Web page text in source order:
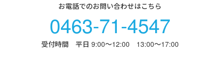
お電話でのお問い合わせはこちら
0463-71-4547
受付時間 平日 9:00〜12:00 13:00〜17:00